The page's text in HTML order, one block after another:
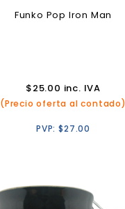
Funko Pop Iron Man
$25.00 inc. IVA
(Precio oferta al contado)
PVP:$27.00